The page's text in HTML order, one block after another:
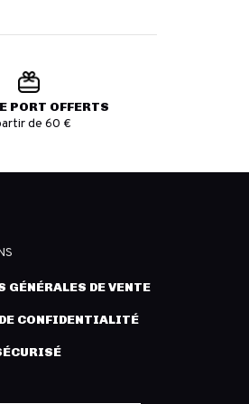
PORT OFFERTS
de 60 €
GÉNÉRALES DE VENTE
CONFIDENTIALITÉ